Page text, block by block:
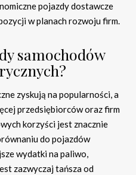
pojazdy dostawcze
w planach rozwoju firm.
samochodów
zyskują na popularności, a
przedsiębiorców oraz firm
korzyści jest znacznie
do pojazdów
wydatki na paliwo,
zazwyczaj tańsza od